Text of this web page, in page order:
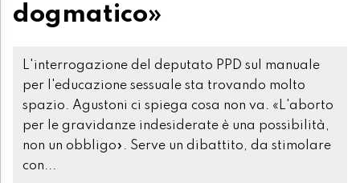
dogmatico»
L'interrogazione del deputato PPD sul manuale
per l'educazione sessuale sta trovando molto
spazio. Agustoni ci spiega cosa non va. «L'aborto
per le gravidanze indesiderate è una possibilità,
non un obbligo». Serve un dibattito, da stimolare
con...